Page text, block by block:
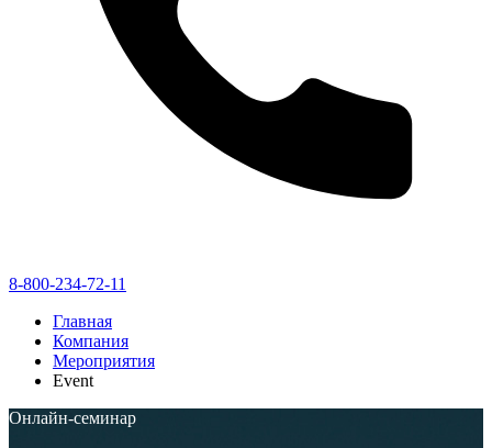
8-800-234-72-11
Главная
Компания
Мероприятия
Event
Онлайн-семинар